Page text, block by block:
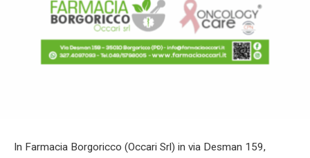
In Farmacia Borgoricco (Occari Srl) in via Desman 159,